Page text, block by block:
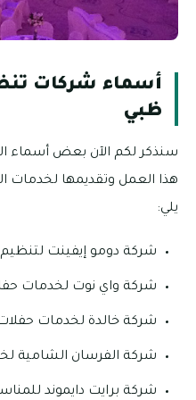
أسماء شركات
ظبي
سنذكر لكم الآن بعض أسماء
هذا العمل وتقديمها لخدمات
يلي:
شركة دومو إيفينت لتنظيم
شركة واي نوت لخدمات
شركة خالدة لخدمات
شركة الفرسان الشامية
شركة برايت دايموند